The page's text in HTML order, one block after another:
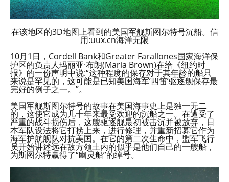
在该地区的3D地图上看到的美国军舰斯图尔特号沉船。信
用:uux.cn海洋无限
10月1日，Cordell Bank和Greater Farallones国家海洋保
护区的负责人玛丽亚·布朗(Maria Brown)在给《纽约时
报》的一份声明中说:“这种程度的保存对于其年龄的船只
来说是罕见的，这可能是已知美国海军‘四笛’驱逐舰保存最
完好的例子之一。”。
美国军舰斯图尔特号的故事在美国海事史上是独一无二
的，这使它成为几十年来最受欢迎的沉船之一。在遭受了
严重的战斗损伤后，这艘驱逐舰最初被击沉并被放弃，日
本军队设法将它打捞上来，进行修理，并重新招募它作为
海军护航舰队对抗美国。在它的第二次生命中，盟军飞行
员开始讲述远在敌方领土内的似乎是他们自己的一艘船，
为斯图尔特赢得了“幽灵船”的绰号。